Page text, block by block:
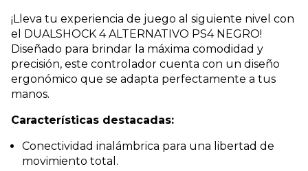
¡Lleva tu experiencia de juego al siguiente nivel con
el DUALSHOCK 4 ALTERNATIVO PS4 NEGRO!
Diseñado para brindar la máxima comodidad y
precisión, este controlador cuenta con un diseño
ergonómico que se adapta perfectamente a tus
manos.
Características destacadas:
Conectividad inalámbrica para una libertad de
movimiento total.